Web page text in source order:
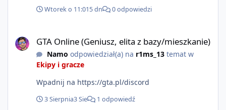
poziomie multiplayera Wygodne pisanie własnych
Kontakt: Discord — vincekidd Telegram —
xvincekidd Wideo demonstracyjne:
https://youtu.be/8IrdoG8iFz4
Wtorek o 11:015 dn 0 odpowiedzi
GTA Online (Geniusz, elita z bazy/mieszkanie)
Namo odpowiedział(a) na r1ms_13temat w
Ekipy i gracze
Wpadnij na https://gta.pl/discord
3 Sierpnia3 Sie 1 odpowiedź